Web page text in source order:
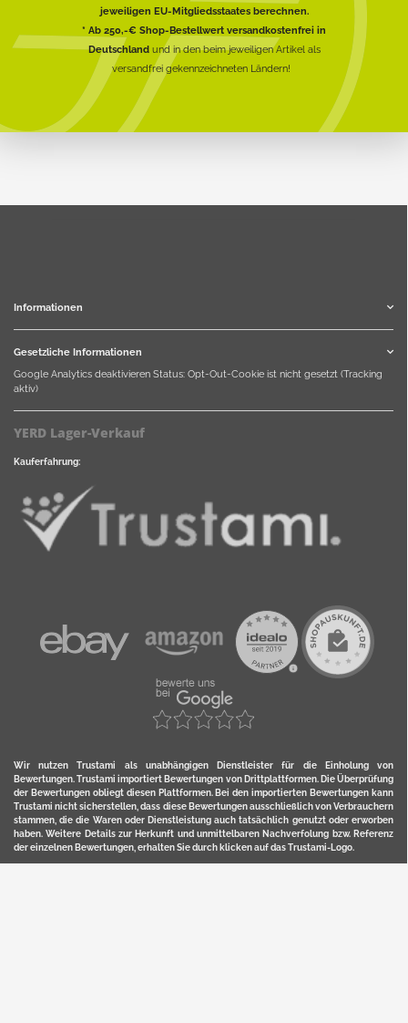
jeweiligen EU-Mitgliedsstaates berechnen.
* Ab 250,-€ Shop-Bestellwert versandkostenfrei in
Deutschlandund in den beim jeweiligen Artikel als
versandfrei gekennzeichneten Ländern!
Informationen
Gesetzliche Informationen
Google Analytics deaktivieren Status: Opt-Out-Cookie ist nicht gesetzt (Tracking
aktiv)
YERD Lager-Verkauf
Kauferfahrung:
Wir nutzen Trustami als unabhängigen Dienstleister für die Einholung von
Bewertungen. Trustami importiert Bewertungen von Drittplattformen. Die Überprüfung
der Bewertungen obliegt diesen Plattformen. Bei den importierten Bewertungen kann
Trustami nicht sicherstellen, dass diese Bewertungen ausschließlich von Verbrauchern
stammen, die die Waren oder Dienstleistung auch tatsächlich genutzt oder erworben
haben. Weitere Details zur Herkunft und unmittelbaren Nachverfolung bzw. Referenz
der einzelnen Bewertungen, erhalten Sie durch klicken auf das Trustami-Logo.